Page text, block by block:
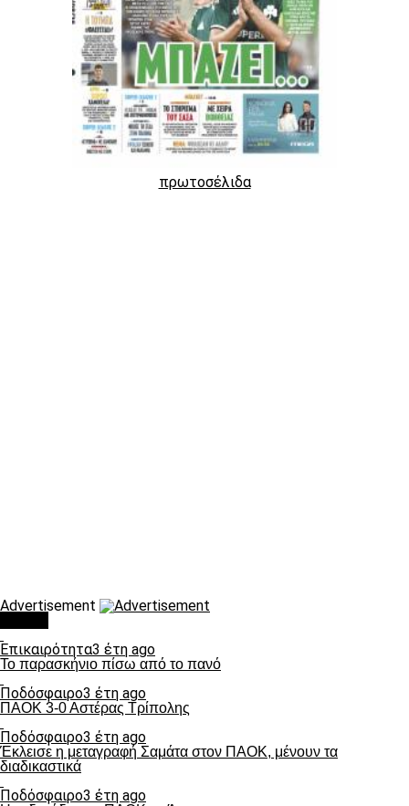
πρωτοσέλιδα
Advertisement
Επικαιρότητα3 έτη ago
Το παρασκήνιο πίσω από το πανό
Ποδόσφαιρο3 έτη ago
ΠΑΟΚ 3-0 Αστέρας Τρίπολης
Ποδόσφαιρο3 έτη ago
Έκλεισε η μεταγραφή Σαμάτα στον ΠΑΟΚ, μένουν τα
διαδικαστικά
Ποδόσφαιρο3 έτη ago